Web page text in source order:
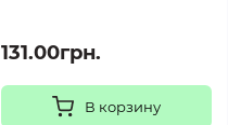
131.00грн.
В корзину